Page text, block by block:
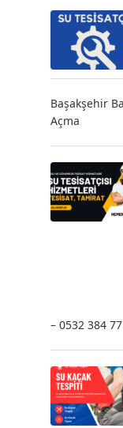
Başakşehir
Açma
– 0532 384